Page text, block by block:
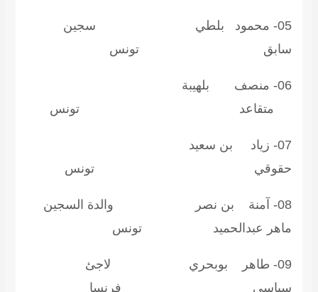
05- محمود بلطي سجين
تونس
06- منصف بلهيبة
تونس
07- زياد بن سعيد
تونس
08- آمنة بن نصر والدة السجين
عبدالحميد تونس
09- طاهر بوبحري لاجئ
فرنسا